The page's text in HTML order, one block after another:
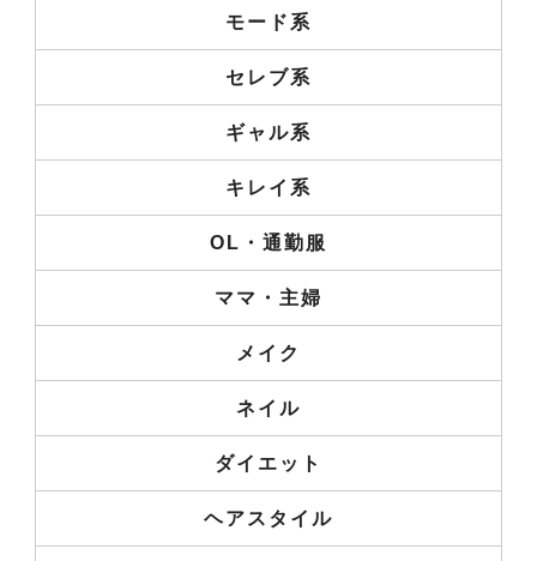
モード系
セレブ系
ギャル系
キレイ系
OL・通勤服
ママ・主婦
メイク
ネイル
ダイエット
ヘアスタイル